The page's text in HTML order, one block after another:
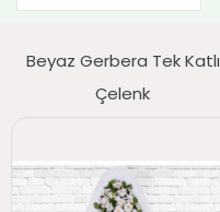
Beyaz Gerbera Tek Katlı
Çelenk